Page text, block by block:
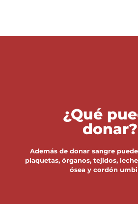
¿Qué
donar?
Además de donar sangre
plaquetas, órganos, tejidos,
ósea y cordón